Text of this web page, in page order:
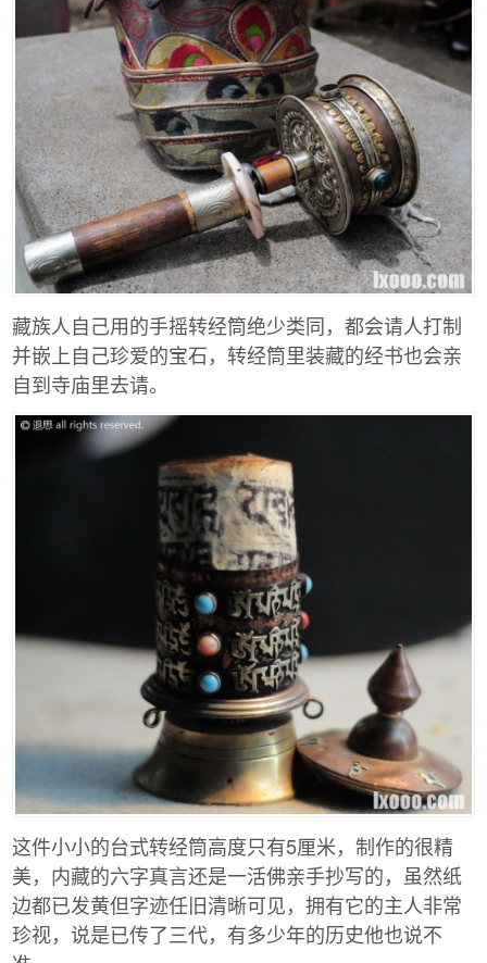
藏族人自己用的手摇转经筒绝少类同，都会请人打制
并嵌上自己珍爱的宝石，转经筒里装藏的经书也会亲
自到寺庙里去请。
这件小小的台式转经筒高度只有5厘米，制作的很精
美，内藏的六字真言还是一活佛亲手抄写的，虽然纸
边都已发黄但字迹任旧清晰可见，拥有它的主人非常
珍视，说是已传了三代，有多少年的历史他也说不